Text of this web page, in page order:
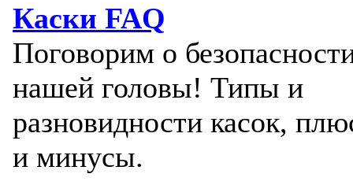
Каски FAQ
Поговорим о
нашей головы! Типы и
разновидности касок,
и минусы.